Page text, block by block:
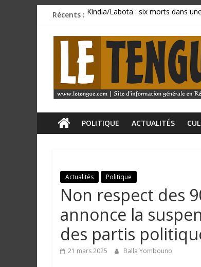
Passer
contenu
Récents : Kindia/Labota : six morts dans
BCRG : la délégation syndicale
Mamadi Doumbouya rassure : «
CU SANOYAH : le corps d’un
L
e
T
e
g
u
e
POLITIQUE ACTUALITÉS
Actualités Politique
Non respect des
annonce la
des partis
21 mars 2025 Balla Yombouno